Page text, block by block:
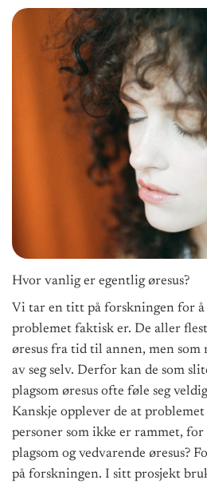
Hvor vanlig er egentlig øresus?
Vi tar en titt på forskningen for å
problemet faktisk er. De aller
øresus fra tid til annen, men som
av seg selv. Derfor kan de som
plagsom øresus ofte føle seg
Kanskje opplever de at problemet
personer som ikke er rammet,
plagsom og vedvarende øresus?
på forskningen. I sitt prosjekt